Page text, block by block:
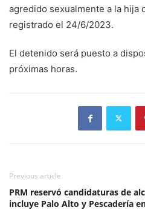
agredido sexualmente a la hija
registrado el 24/6/2023.
El detenido será puesto a
próximas horas.
Previous article
PRM reservó candidaturas de
incluye Palo Alto y Pescadería